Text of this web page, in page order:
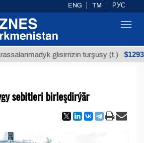
glisirrizin turşusy (t.) $12935,18
sebitleri birleşdirýär
ENG TM РУС